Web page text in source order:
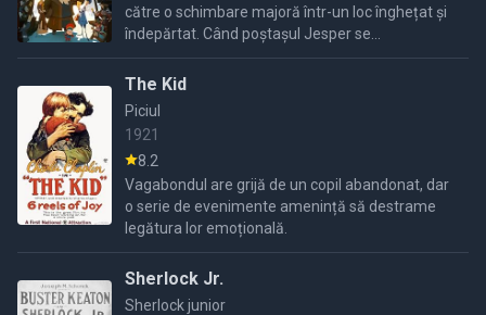
către o schimbare majoră într-un loc înghețat și
îndepărtat. Când poștașul Jesper se
împrietenește cu Klaus, un fabricant de jucării,
The Kid
Piciul
1921
8.2
Vagabondul are grijă de un copil abandonat, dar
o serie de evenimente amenință să destrame
legătura lor emoțională.
Sherlock Jr.
Sherlock junior